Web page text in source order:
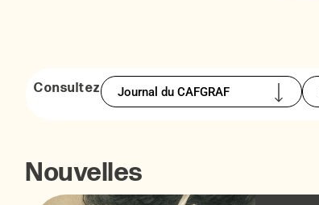
Consultez Journal du CAFGRAF
Nouvelles